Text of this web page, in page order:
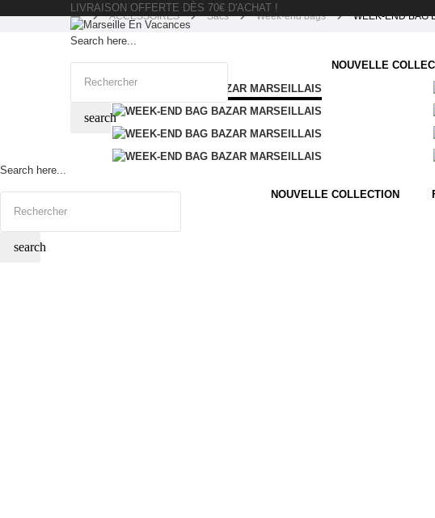
LIVRAISON OFFERTE DÈS 70€ D'ACHAT !
Search here...
search
NOUVELLE
Search here...
search
NOUVELLE COLLECTION
ACCESSOIRES Sacs Week-end bags WEEK-END BAG